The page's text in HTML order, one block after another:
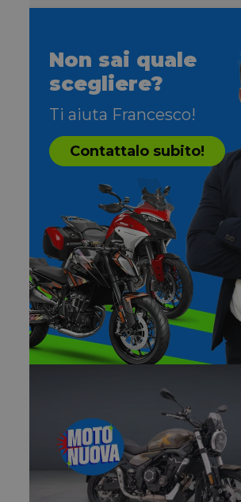
Non sai quale
scegliere?
Ti aiuta Francesco!
Contattalo subito!